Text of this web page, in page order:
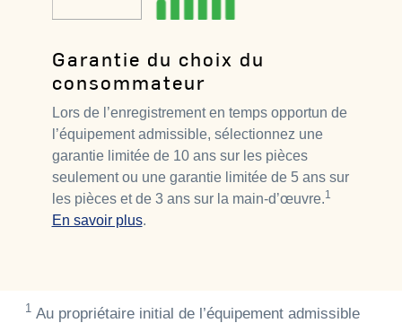
Garantie du choix du
consommateur
Lors de l’enregistrement en temps opportun de
l’équipement admissible, sélectionnez une
garantie limitée de 10 ans sur les pièces
seulement ou une garantie limitée de 5 ans sur
les pièces et de 3 ans sur la main-d’œuvre.1
En savoir plus.
1Au propriétaire initial de l’équipement admissible